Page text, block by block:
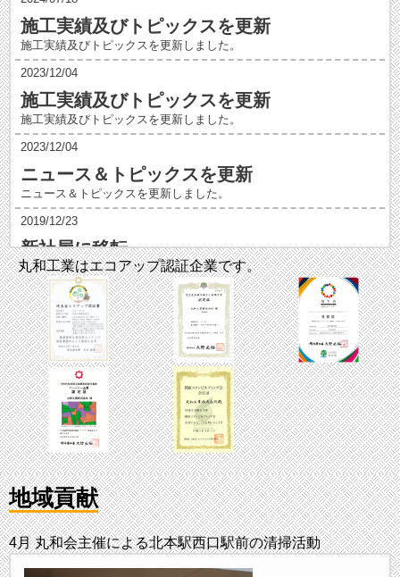
施工実績及びトピックスを更新
施工実績及びトピックスを更新しました。
2023/12/04
施工実績及びトピックスを更新
施工実績及びトピックスを更新しました。
2023/12/04
ニュース＆トピックスを更新
ニュース＆トピックスを更新しました。
2019/12/23
新社屋に移転
2018/8/6
施工実績及びトピックスを更新
施工実績及びトピックスを更新しました。
2018/6/15
施工実績及びトピックスを更新
施工実績及びトピックスを更新しました。
2018/1/25
施工実績及びトピックスを更新
施工実績及びトピックスを更新しました。
2017/8/2
施工実績及びトピックスを更新
施工実績及びトピックスを更新しました。
丸和工業はエコアップ認証企業です。
地域貢献
4月 丸和会主催による北本駅西口駅前の清掃活動